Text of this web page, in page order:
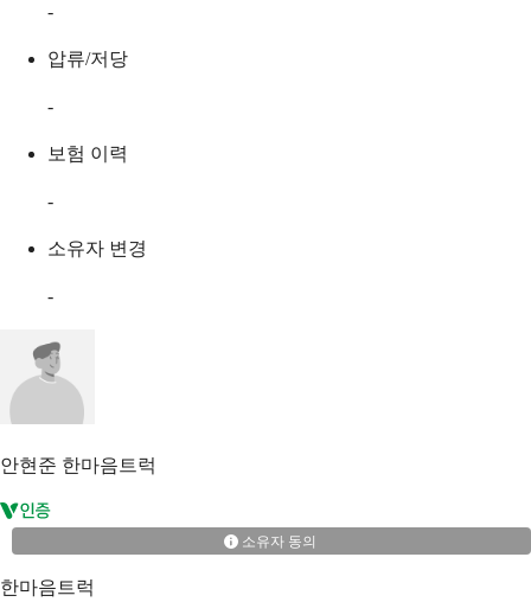
-
압류/저당
-
보험 이력
-
소유자 변경
-
안현준 한마음트럭
소유자 동의
한마음트럭